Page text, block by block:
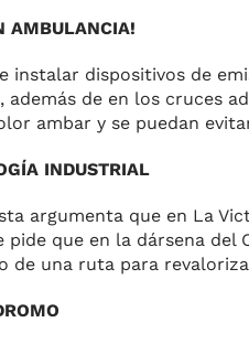
AMBULANCIA!
instalar dispositivos de
además de en los cruces
ambar y se puedan
INDUSTRIAL
argumenta que en La
pide que en la dársena
de una ruta para